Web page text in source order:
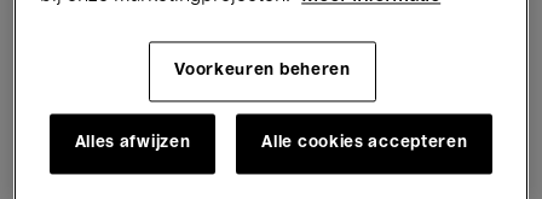
Onderwijs Rondleidingen
Voorkeuren beheren
Alles afwijzen Alle cookies accepteren